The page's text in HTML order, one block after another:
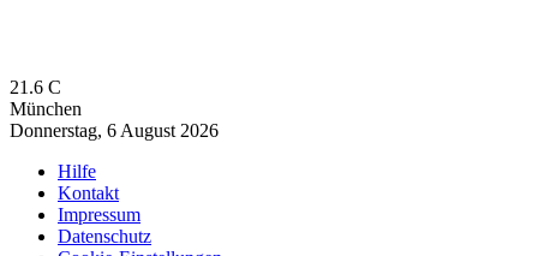
21.6 C
München
Donnerstag, 6 August 2026
Hilfe
Kontakt
Impressum
Datenschutz